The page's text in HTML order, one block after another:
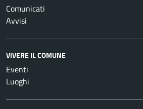
Comunicati
Avvisi
VIVERE IL COMUNE
Eventi
Luoghi